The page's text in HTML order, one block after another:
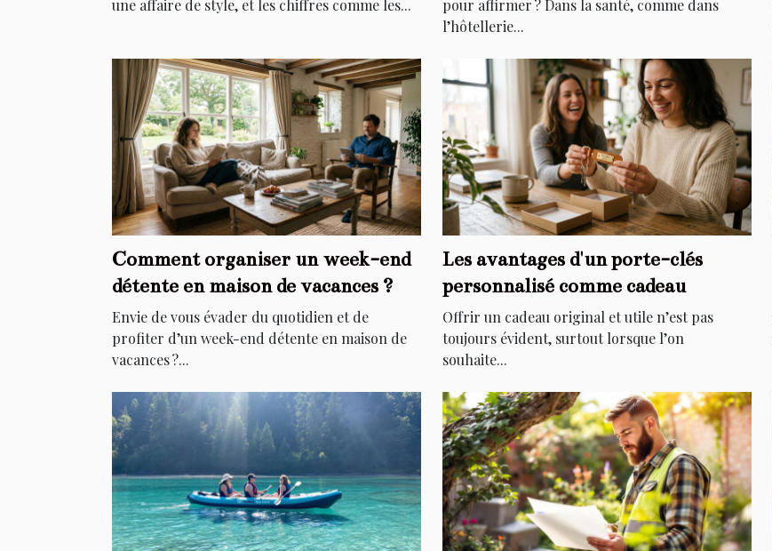
une affaire de style, et les chiffres comme les...
pour affirmer ? Dans la santé, comme dans
l’hôtellerie...
Comment organiser un week-end
détente en maison de vacances ?
Envie de vous évader du quotidien et de
profiter d’un week-end détente en maison de
vacances ?...
Les avantages d'un porte-clés
personnalisé comme cadeau
Offrir un cadeau original et utile n’est pas
toujours évident, surtout lorsque l’on
souhaite...